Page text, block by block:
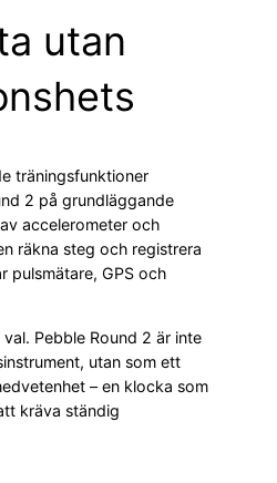
utan
träningsfunktioner
2 på grundläggande
accelerometer och
räkna steg och registrera
pulsmätare, GPS och
Pebble Round 2 är inte
utan som ett
– en klocka som
kräva ständig